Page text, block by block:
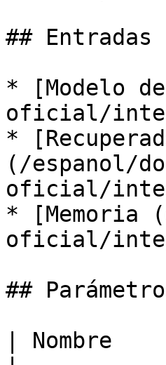
## Entradas
* [Modelo
oficial/
*
(/espanol/
oficial/
* [Memoria
oficial/
##
|